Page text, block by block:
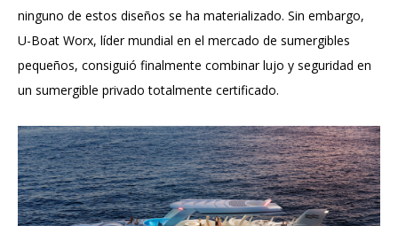
ninguno de estos diseños se ha materializado. Sin embargo,
U-Boat Worx, líder mundial en el mercado de sumergibles
pequeños, consiguió finalmente combinar lujo y seguridad en
un sumergible privado totalmente certificado.